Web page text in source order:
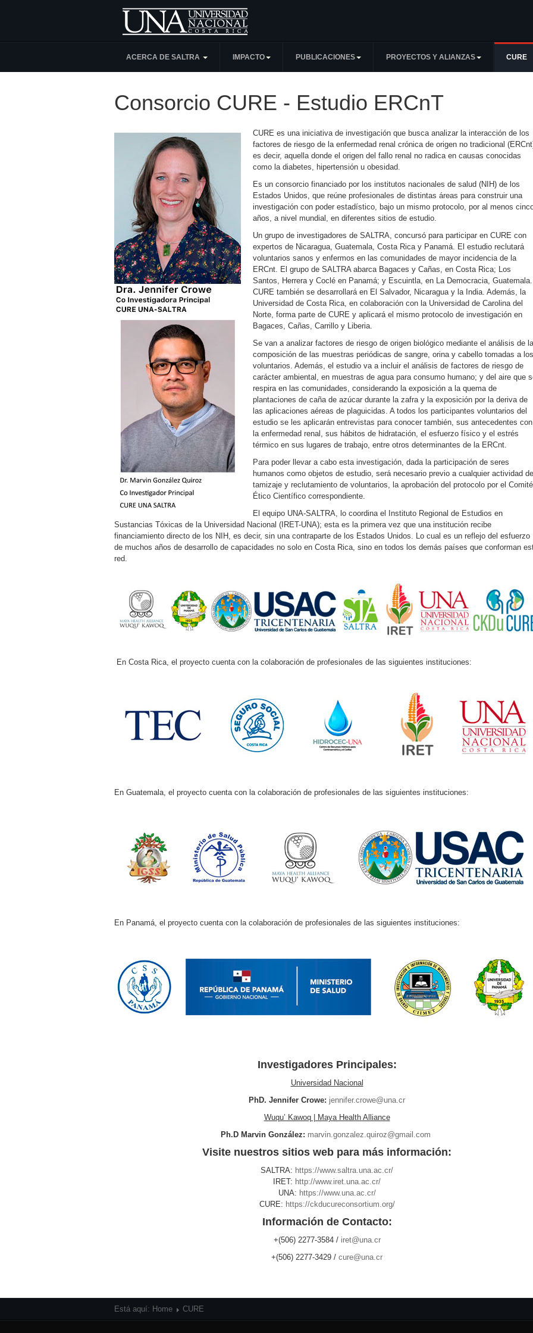
ACERCA DE SALTRA IMPACTO PUBLICACIONES PROYECTOS Y ALIANZAS CURE
Consorcio CURE - Estudio ERCnT
CURE es una iniciativa de investigación que busca analizar la interacción de los
factores de riesgo de la enfermedad renal crónica de origen no tradicional
es decir, aquella donde el origen del fallo renal no radica en causas conocidas
como la diabetes, hipertensión u obesidad.
Es un consorcio financiado por los institutos nacionales de salud (NIH) de los
Estados Unidos, que reúne profesionales de distintas áreas para construir una
investigación con poder estadístico, bajo un mismo protocolo, por al menos
años, a nivel mundial, en diferentes sitios de estudio.
Un grupo de investigadores de SALTRA, concursó para participar en CURE con
expertos de Nicaragua, Guatemala, Costa Rica y Panamá. El estudio reclutará
voluntarios sanos y enfermos en las comunidades de mayor incidencia de la
ERCnt. El grupo de SALTRA abarca Bagaces y Cañas, en Costa Rica; Los
Santos, Herrera y Coclé en Panamá; y Escuintla, en La Democracia, Guatemala.
CURE también se desarrollará en El Salvador, Nicaragua y la India. Además, la
Universidad de Costa Rica, en colaboración con la Universidad de Carolina del
Norte, forma parte de CURE y aplicará el mismo protocolo de investigación en
Bagaces, Cañas, Carrillo y Liberia.
Se van a analizar factores de riesgo de origen biológico mediante el análisis de la
composición de las muestras periódicas de sangre, orina y cabello tomadas a los
voluntarios. Además, el estudio va a incluir el análisis de factores de riesgo de
carácter ambiental, en muestras de agua para consumo humano; y del aire que
respira en las comunidades, considerando la exposición a la quema de
plantaciones de caña de azúcar durante la zafra y la exposición por la deriva de
las aplicaciones aéreas de plaguicidas. A todos los participantes voluntarios del
estudio se les aplicarán entrevistas para conocer también, sus antecedentes con
la enfermedad renal, sus hábitos de hidratación, el esfuerzo físico y el estrés
térmico en sus lugares de trabajo, entre otros determinantes de la ERCnt.
Para poder llevar a cabo esta investigación, dada la participación de seres
humanos como objetos de estudio, será necesario previo a cualquier actividad de
tamizaje y reclutamiento de voluntarios, la aprobación del protocolo por el Comité
Ético Científico correspondiente.
El equipo UNA-SALTRA, lo coordina el Instituto Regional de Estudios en
Sustancias Tóxicas de la Universidad Nacional (IRET-UNA); esta es la primera vez que una institución recibe
financiamiento directo de los NIH, es decir, sin una contraparte de los Estados Unidos. Lo cual es un reflejo del esfuerzo
de muchos años de desarrollo de capacidades no solo en Costa Rica, sino en todos los demás países que conforman
red.
En Costa Rica, el proyecto cuenta con la colaboración de profesionales de las siguientes instituciones:
En Guatemala, el proyecto cuenta con la colaboración de profesionales de las siguientes instituciones:
En Panamá, el proyecto cuenta con la colaboración de profesionales de las siguientes instituciones:
Investigadores Principales:
Universidad Nacional
PhD. Jennifer Crowe: jennifer.crowe@una.cr
Wuqu’ Kawoq | Maya Health Alliance
Ph.D Marvin González: marvin.gonzalez.quiroz@gmail.com
Visite nuestros sitios web para más información:
SALTRA: https://www.saltra.una.ac.cr/
IRET: http://www.iret.una.ac.cr/
UNA: https://www.una.ac.cr/
CURE: https://ckducureconsortium.org/
Información de Contacto:
+(506) 2277-3584 / iret@una.cr
+(506) 2277-3429 / cure@una.cr
Está aquí: Home CURE